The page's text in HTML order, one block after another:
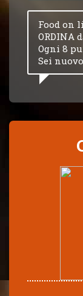
Food on
ORDINA
Ogni 8
Sei